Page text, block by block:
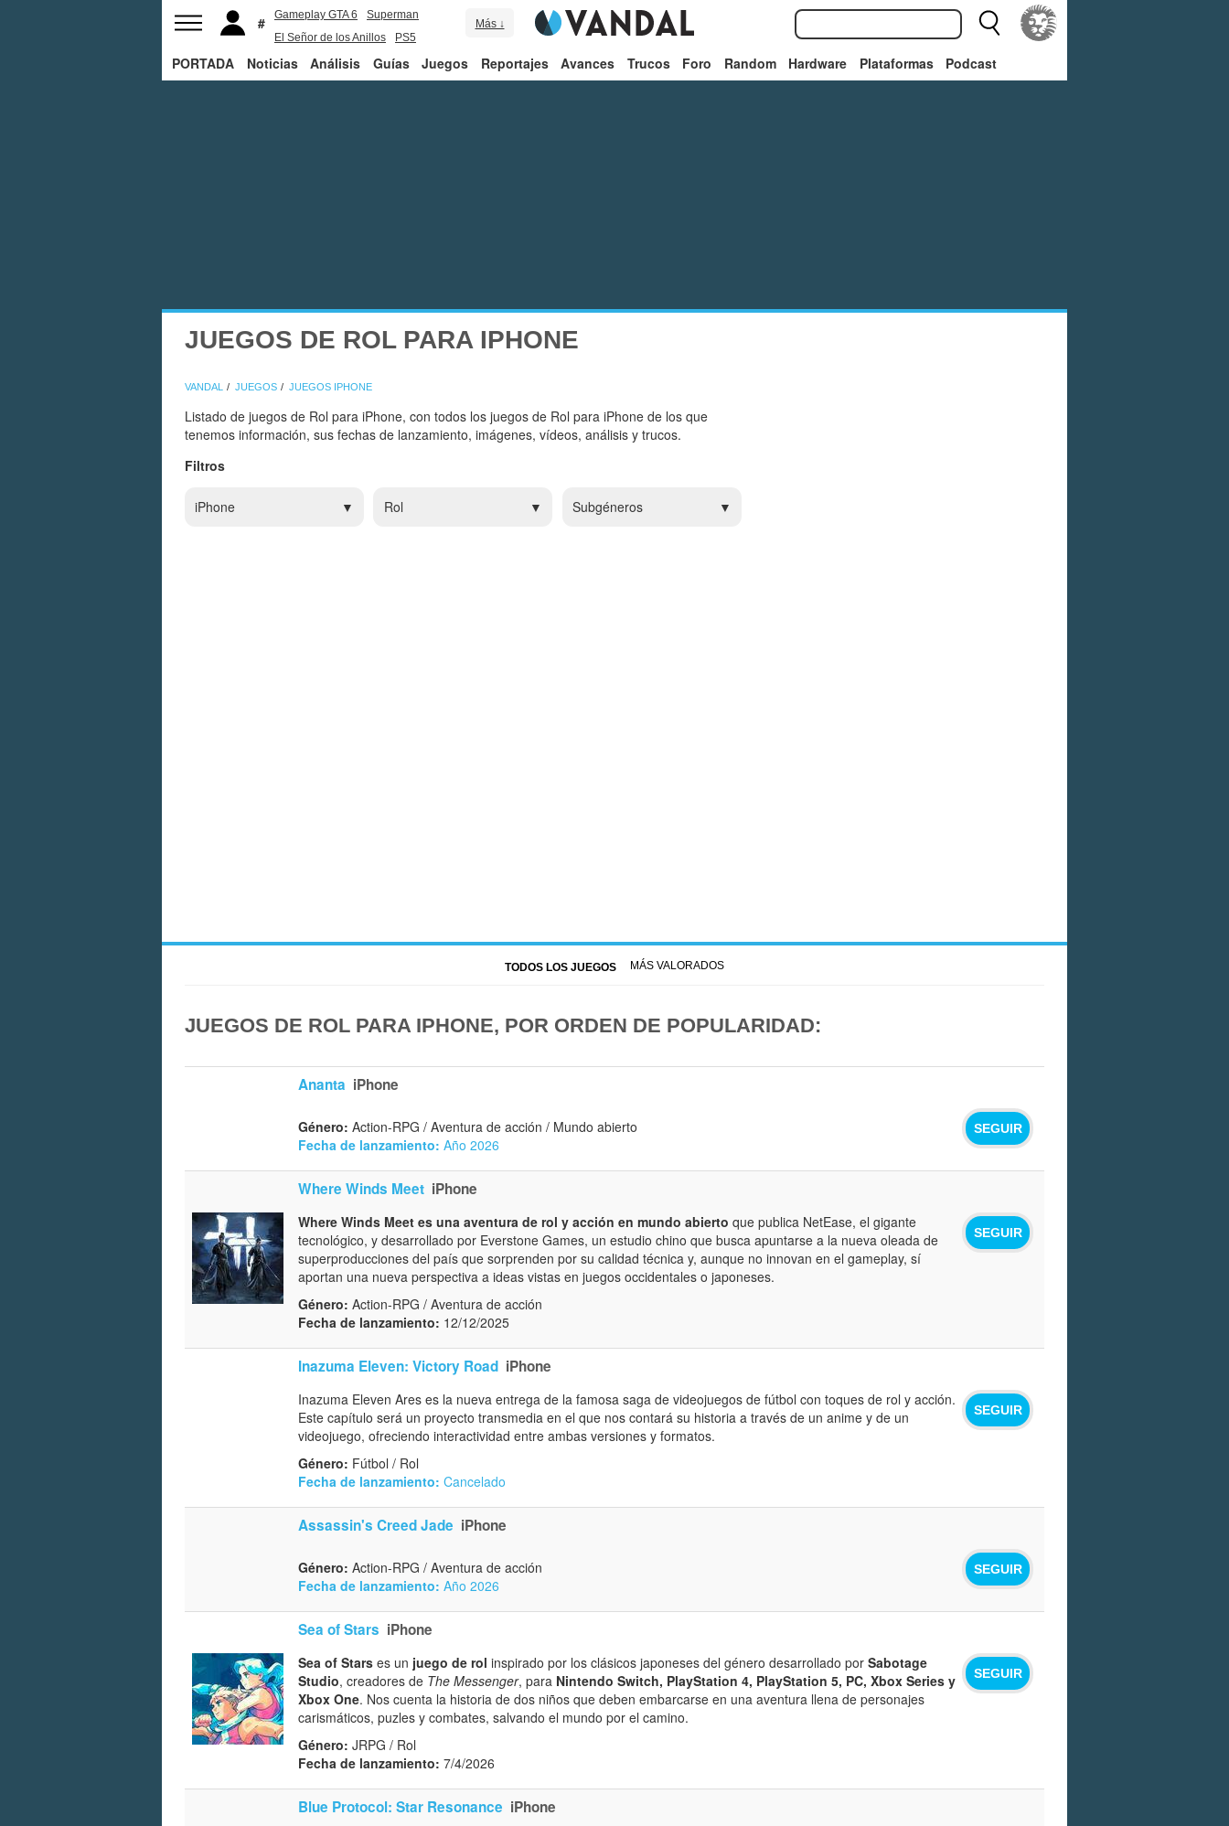
Gameplay GTA 6
Superman
El Señor de los Anillos
PS5
Más ↓
PORTADA Noticias Análisis Guías Juegos Reportajes Avances Trucos Foro Random Hardware Plataformas Podcast
JUEGOS DE ROL PARA IPHONE
VANDAL JUEGOS JUEGOS IPHONE
Listado de juegos de Rol para iPhone, con todos los juegos de Rol para iPhone de los que
tenemos información, sus fechas de lanzamiento, imágenes, vídeos, análisis y trucos.
Filtros
iPhone Rol Subgéneros
TODOS LOS JUEGOS MÁS VALORADOS
JUEGOS DE ROL PARA IPHONE, POR ORDEN DE POPULARIDAD:
Ananta iPhone
SEGUIR
Género: Action-RPG / Aventura de acción / Mundo abierto
Fecha de lanzamiento: Año 2026
Where Winds Meet iPhone
SEGUIR
Where Winds Meet es una aventura de rol y acción en mundo abierto que publica NetEase, el gigante
tecnológico, y desarrollado por Everstone Games, un estudio chino que busca apuntarse a la nueva oleada de
superproducciones del país que sorprenden por su calidad técnica y, aunque no innovan en el gameplay, sí
aportan una nueva perspectiva a ideas vistas en juegos occidentales o japoneses.
Género: Action-RPG / Aventura de acción
Fecha de lanzamiento: 12/12/2025
Inazuma Eleven: Victory Road iPhone
SEGUIR
Inazuma Eleven Ares es la nueva entrega de la famosa saga de videojuegos de fútbol con toques de rol y acción.
Este capítulo será un proyecto transmedia en el que nos contará su historia a través de un anime y de un
videojuego, ofreciendo interactividad entre ambas versiones y formatos.
Género: Fútbol / Rol
Fecha de lanzamiento: Cancelado
Assassin's Creed Jade iPhone
SEGUIR
Género: Action-RPG / Aventura de acción
Fecha de lanzamiento: Año 2026
Sea of Stars iPhone
SEGUIR
Sea of Stars es un juego de rol inspirado por los clásicos japoneses del género desarrollado por Sabotage
Studio, creadores de The Messenger, para Nintendo Switch, PlayStation 4, PlayStation 5, PC, Xbox Series y
Xbox One. Nos cuenta la historia de dos niños que deben embarcarse en una aventura llena de personajes
carismáticos, puzles y combates, salvando el mundo por el camino.
Género: JRPG / Rol
Fecha de lanzamiento: 7/4/2026
Blue Protocol: Star Resonance iPhone